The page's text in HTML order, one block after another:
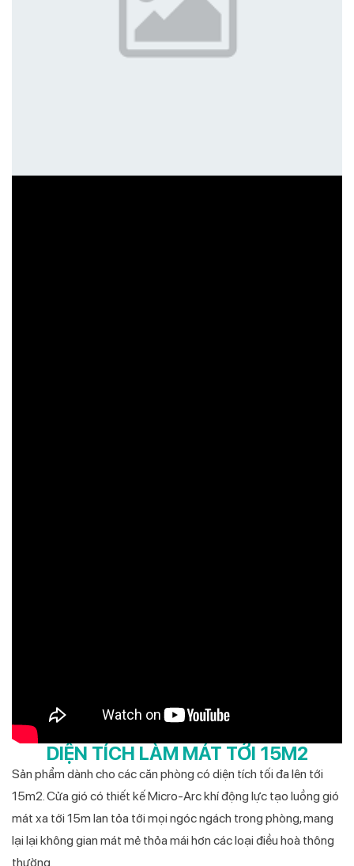
DIỆN TÍCH LÀM MÁT TỚI 15M2
Sản phẩm dành cho các căn phòng có diện tích tối đa lên tới
15m2. Cửa gió có thiết kế Micro-Arc khí động lực tạo luồng gió
mát xa tới 15m lan tỏa tới mọi ngóc ngách trong phòng, mang
lại lại không gian mát mẻ thỏa mái hơn các loại điều hoà thông
thường.